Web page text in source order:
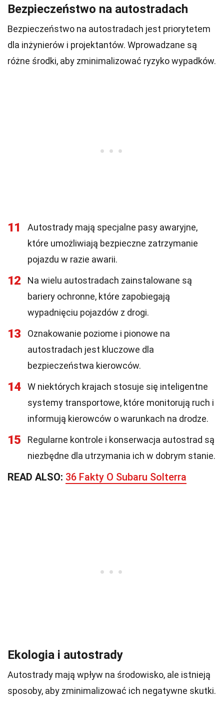
Bezpieczeństwo na autostradach
Bezpieczeństwo na autostradach jest priorytetem
dla inżynierów i projektantów. Wprowadzane są
różne środki, aby zminimalizować ryzyko wypadków.
11
Autostrady mają specjalne pasy awaryjne,
które umożliwiają bezpieczne zatrzymanie
pojazdu w razie awarii.
12
Na wielu autostradach zainstalowane są
bariery ochronne, które zapobiegają
wypadnięciu pojazdów z drogi.
13
Oznakowanie poziome i pionowe na
autostradach jest kluczowe dla
bezpieczeństwa kierowców.
14
W niektórych krajach stosuje się inteligentne
systemy transportowe, które monitorują ruch i
informują kierowców o warunkach na drodze.
15
Regularne kontrole i konserwacja autostrad są
niezbędne dla utrzymania ich w dobrym stanie.
READ ALSO: 36 Fakty O Subaru Solterra
Ekologia i autostrady
Autostrady mają wpływ na środowisko, ale istnieją
sposoby, aby zminimalizować ich negatywne skutki.